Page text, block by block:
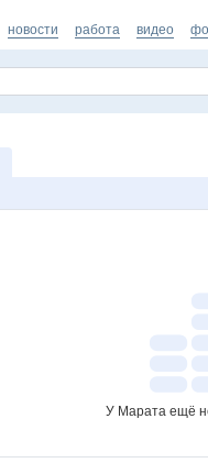
новости работа видео
У Марата ещё